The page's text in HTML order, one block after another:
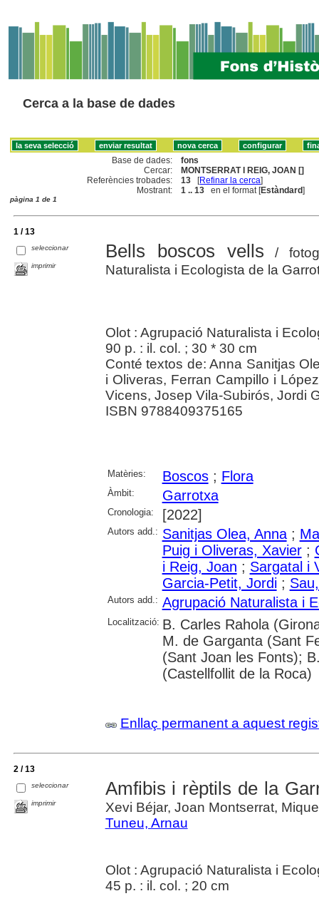
Cerca a la base de dades
Base de dades:
fons
Cercar:
MONTSERRAT I REIG, JOAN []
Referències trobades:
13 [Refinar la cerca]
Mostrant:
1 .. 13 en el format [Estàndard]
pàgina 1 de 1
1 / 13
seleccionar
imprimir
Bells boscos vells /
Naturalista i Ecologista de la
Olot : Agrupació Naturalista i
90 p. : il. col. ; 30 * 30 cm
Conté textos de: Anna Sanitjas
i Oliveras, Ferran Campillo i
Vicens, Josep Vila-Subirós, Jordi
ISBN 9788409375165
Matèries: Boscos; Flora
Àmbit: Garrotxa
Cronologia: [2022]
Autors add.: Sanitjas Olea, Anna;
Puig i Oliveras, Xavier;
i Reig, Joan ; Sargatal i
Garcia-Petit, Jordi;
Autors add.: Agrupació Naturalista i
Localització: B. Carles Rahola
M. de Garganta (Sant
(Sant Joan les Fonts);
(Castellfollit de la Roca)
Enllaç permanent a aquest
2 / 13
seleccionar
imprimir
Amfibis i rèptils de la
Xevi Béjar, Joan Montserrat,
Tuneu, Arnau
Olot : Agrupació Naturalista i
45 p. : il. col. ; 20 cm